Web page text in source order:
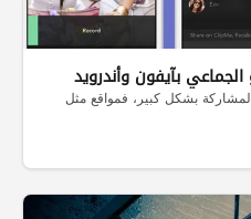
بآيفون وأندرويد
بشكل كبير، فمواقع مثل